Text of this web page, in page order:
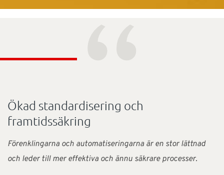
“
Ökad standardisering och
framtidssäkring
Förenklingarna och automatiseringarna är en stor lättnad
och leder till mer effektiva och ännu säkrare processer.